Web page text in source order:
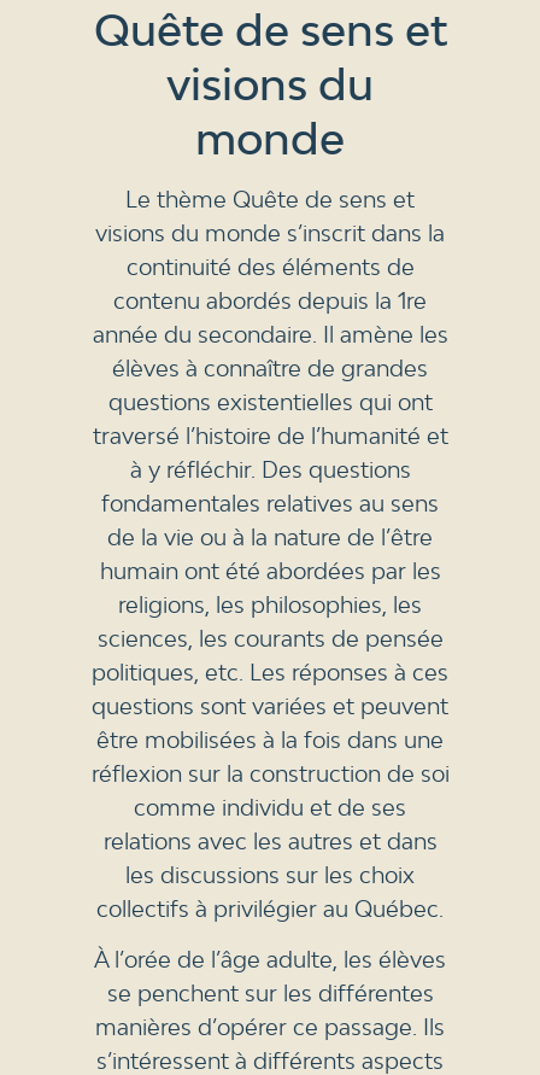
Quête de sens et
visions du
monde
Le thème Quête de sens et
visions du monde s’inscrit dans la
continuité des éléments de
contenu abordés depuis la 1re
année du secondaire. Il amène les
élèves à connaître de grandes
questions existentielles qui ont
traversé l’histoire de l’humanité et
à y réfléchir. Des questions
fondamentales relatives au sens
de la vie ou à la nature de l’être
humain ont été abordées par les
religions, les philosophies, les
sciences, les courants de pensée
politiques, etc. Les réponses à ces
questions sont variées et peuvent
être mobilisées à la fois dans une
réflexion sur la construction de soi
comme individu et de ses
relations avec les autres et dans
les discussions sur les choix
collectifs à privilégier au Québec.
À l’orée de l’âge adulte, les élèves
se penchent sur les différentes
manières d’opérer ce passage. Ils
s’intéressent à différents aspects